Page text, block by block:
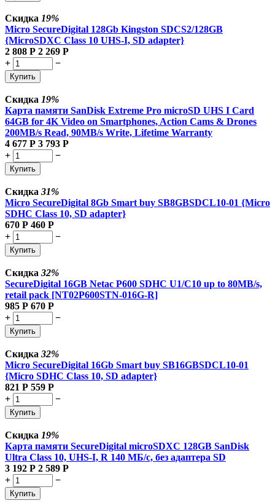
Скидка 19%
Micro SecureDigital 128Gb Kingston SDCS2/128GB
{MicroSDXC Class 10 UHS-I, SD adapter}
2 808 Р 2 269 Р
+
−
Купить
Скидка 19%
Карта памяти SanDisk Extreme Pro microSD UHS I Card
64GB for 4K Video on Smartphones, Action Cams & Drones
200MB/s Read, 90MB/s Write, Lifetime Warranty
4 677 Р 3 793 Р
+
−
Купить
Скидка 31%
Micro SecureDigital 8Gb Smart buy SB8GBSDCL10-01 {Micro
SDHC Class 10, SD adapter}
670 Р 460 Р
+
−
Купить
Скидка 32%
SecureDigital 16GB Netac P600 SDHC U1/C10 up to 80MB/s,
retail pack [NT02P600STN-016G-R]
985 Р 670 Р
+
−
Купить
Скидка 32%
Micro SecureDigital 16Gb Smart buy SB16GBSDCL10-01
{Micro SDHC Class 10, SD adapter}
821 Р 559 Р
+
−
Купить
Скидка 19%
Карта памяти SecureDigital microSDXC 128GB SanDisk
Ultra Class 10, UHS-I, R 140 МБ/с, без адаптера SD
3 192 Р 2 589 Р
+
−
Купить